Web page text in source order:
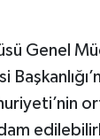
Genel